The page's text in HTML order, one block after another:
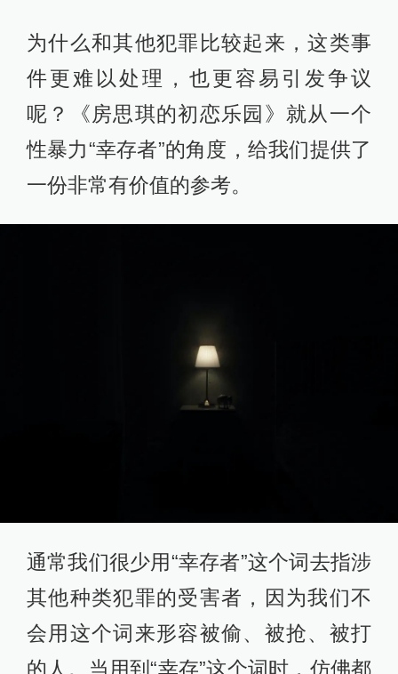
为什么和其他犯罪比较起来，这类事
件更难以处理，也更容易引发争议
呢？《房思琪的初恋乐园》就从一个
性暴力“幸存者”的角度，给我们提供了
一份非常有价值的参考。
通常我们很少用“幸存者”这个词去指涉
其他种类犯罪的受害者，因为我们不
会用这个词来形容被偷、被抢、被打
的人。当用到“幸存”这个词时，仿佛都